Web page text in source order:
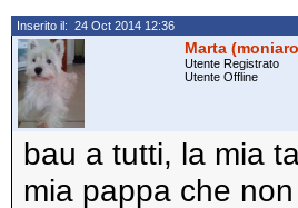
Inserito il: 24 Oct 2014 12:36
Marta
Utente Registrato
Utente Offline
bau a tutti, la mia
mia pappa che